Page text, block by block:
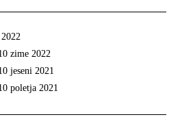
zime 2022
jeseni 2021
poletja 2021